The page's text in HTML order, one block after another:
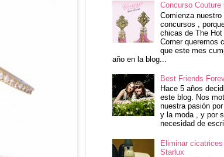
Concurso Couture
Comienza nuestro
concursos ,
chicas de The Hot
Corner queremos
que este mes
año en la blog...
Best Friends
Hace 5 años
este blog. Nos
nuestra pasión
y la moda , y por
necesidad de
Eliminar
Starlux